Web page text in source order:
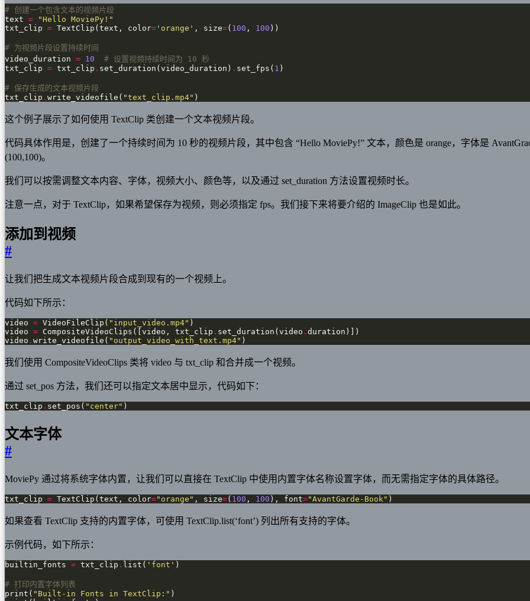
# 创建一个包含文本的视频片段
text =
"Hello MoviePy!"
txt_clip = TextClip(text, color= 'orange' , size=( 100 , 100
# 为视频片段设置持续时间
video_duration = 10
# 设置视频持续时间为 10 秒
txt_clip = txt_clip . set_duration(video_duration) . set_fps( 1
# 保存生成的文本视频片段
txt_clip . write_videofile( "text_clip.mp4" )
这个例子展示了如何使用 TextClip 类创建一个文本视频片段。
代码具体作用是，创建了一个持续时间为 10 秒的视频片段，其中包含 “Hello MoviePy!” 文本，颜色是 orange，字体是
(100,100)。
我们可以按需调整文本内容、字体，视频大小、颜色等，以及通过 set_duration 方法设置视频时长。
注意一点，对于 TextClip，如果希望保存为视频，则必须指定 fps。我们接下来将要介绍的 ImageClip 也是如此。
添加到视频
#
让我们把生成文本视频片段合成到现有的一个视频上。
代码如下所示：
video = VideoFileClip( "input_video.mp4"
video = CompositeVideoClips([video, txt_clip . set_duration(video .
video . write_videofile( "output_video_with_text.mp4" )
我们使用 CompositeVideoClips 类将 video 与 txt_clip 和合并成一个视频。
通过 set_pos 方法，我们还可以指定文本居中显示，代码如下：
txt_clip . set_pos( "center" )
文本字体
#
MoviePy 通过将系统字体内置，让我们可以直接在 TextClip 中使用内置字体名称设置字体，而无需指定字体的具体路径。
txt_clip = TextClip(text, color="orange" , size=( 100 , 100 ), font="AvantGarde-Book" )
如果查看 TextClip 支持的内置字体，可使用 TextClip.list(‘font’) 列出所有支持的字体。
示例代码，如下所示：
builtin_fonts = txt_clip . list( 'font'
# 打印内置字体列表
print( "Built-in Fonts in TextClip:"